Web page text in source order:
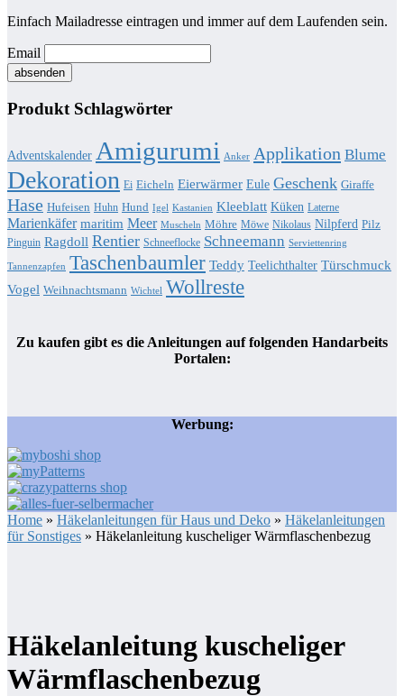
Einfach Mailadresse eintragen und immer auf dem Laufenden sein.
Email
Produkt Schlagwörter
Adventskalender Amigurumi Anker Applikation Blume
Dekoration Ei Eicheln Eierwärmer Eule Geschenk Giraffe
Hase Hufeisen Huhn Hund Igel Kastanien Kleeblatt Küken Laterne
Marienkäfer maritim Meer Muscheln Möhre Möwe Nikolaus Nilpferd Pilz
Pinguin Ragdoll Rentier Schneeflocke Schneemann Serviettenring
Tannenzapfen Taschenbaumler Teddy Teelichthalter Türschmuck
Vogel Weihnachtsmann Wichtel Wollreste
Zu kaufen gibt es die Anleitungen auf folgenden Handarbeits
Portalen:
Werbung:
Home » Häkelanleitungen für Haus und Deko » Häkelanleitungen
für Sonstiges » Häkelanleitung kuscheliger Wärmflaschenbezug
Häkelanleitung kuscheliger
Wärmflaschenbezug